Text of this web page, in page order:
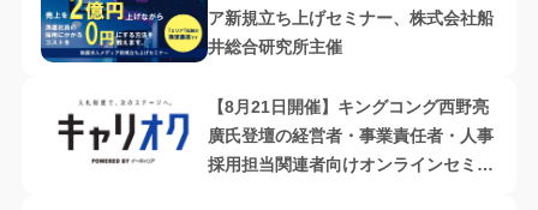
ア新規立ち上げセミナー、株式会社船
井総合研究所主催
【8月21日開催】キングコング⻄野亮
廣氏登壇の経営者・事業責任者・人事
採用担当関連者向けオンラインセミナ